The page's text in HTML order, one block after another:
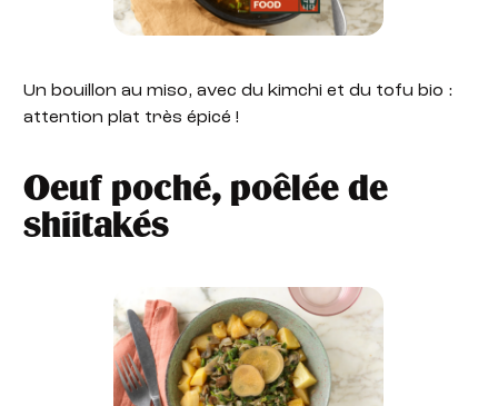
Un bouillon au miso, avec du kimchi et du tofu bio :
attention plat très épicé !
Oeuf poché, poêlée de
shiitakés